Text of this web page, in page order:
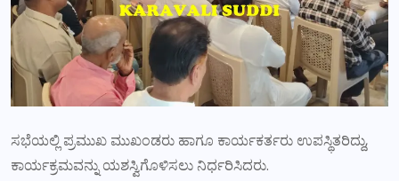
ಸಭೆಯಲ್ಲಿ ಪ್ರಮುಖ ಮುಖಂಡರು ಹಾಗೂ ಕಾರ್ಯಕರ್ತರು ಉಪಸ್ಥಿತರಿದ್ದು,
ಕಾರ್ಯಕ್ರಮವನ್ನು ಯಶಸ್ವಿಗೊಳಿಸಲು ನಿರ್ಧರಿಸಿದರು.